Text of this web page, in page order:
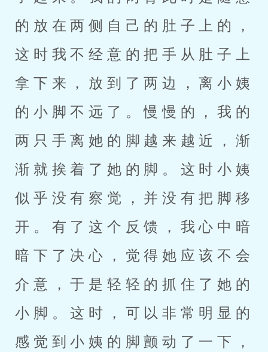
的放在两侧自己的肚子上的，
这时我不经意的把手从肚子上
拿下来，放到了两边，离小姨
的小脚不远了。慢慢的，我的
两只手离她的脚越来越近，渐
渐就挨着了她的脚。这时小姨
似乎没有察觉，并没有把脚移
开。有了这个反馈，我心中暗
暗下了决心，觉得她应该不会
介意，于是轻轻的抓住了她的
小脚。这时，可以非常明显的
感觉到小姨的脚颤动了一下，